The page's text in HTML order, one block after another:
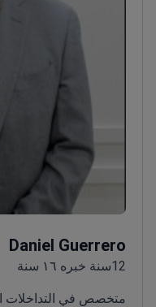
Daniel Guerrero
12سنة خبره ١٦ سنة
متخصص في التداخلات